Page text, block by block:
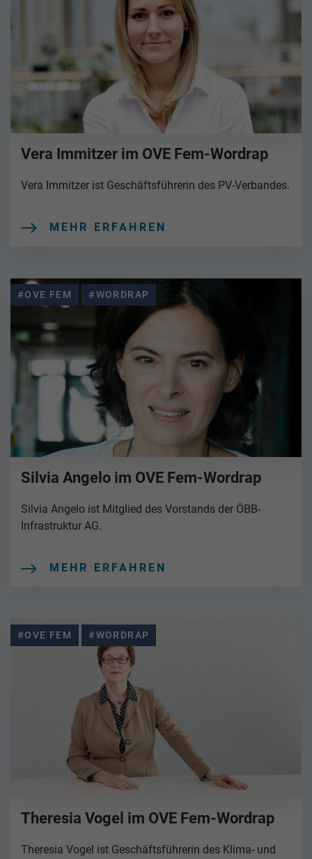
Vera Immitzer im OVE Fem-Wordrap
Vera Immitzer ist Geschäftsführerin des PV-Verbandes.
MEHR ERFAHREN
#OVE FEM #WORDRAP
Silvia Angelo im OVE Fem-Wordrap
Silvia Angelo ist Mitglied des Vorstands der ÖBB-
Infrastruktur AG.
MEHR ERFAHREN
#OVE FEM #WORDRAP
Theresia Vogel im OVE Fem-Wordrap
Theresia Vogel ist Geschäftsführerin des Klima- und